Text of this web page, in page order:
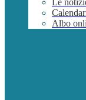
Le
Albo